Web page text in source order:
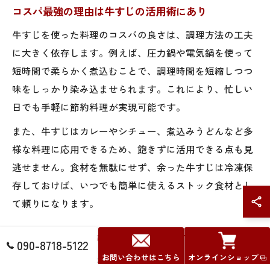
コスパ最強の理由は牛すじの活用術にあり
牛すじを使った料理のコスパの良さは、調理方法の工夫
に大きく依存します。例えば、圧力鍋や電気鍋を使って
短時間で柔らかく煮込むことで、調理時間を短縮しつつ
味をしっかり染み込ませられます。これにより、忙しい
日でも手軽に節約料理が実現可能です。
また、牛すじはカレーやシチュー、煮込みうどんなど多
様な料理に応用できるため、飽きずに活用できる点も見
逃せません。食材を無駄にせず、余った牛すじは冷凍保
存しておけば、いつでも簡単に使えるストック食材とし
て頼りになります。
がっつり食べたい方へ牛すじ料理のすすめ
ボリューム重視でがっつり食べたい方には、牛すじをた
090-8718-5122
お問い合わせはこちら オンラインショップ